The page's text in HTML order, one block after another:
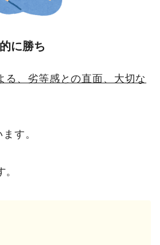
に勝ち
る、劣等感との直面、大切な
す。